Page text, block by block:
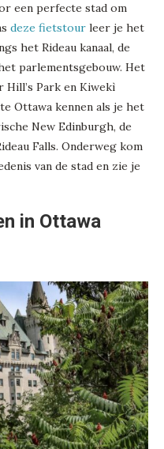
een perfecte stad om
deze fietstour leer je het
het Rideau kanaal, de
parlementsgebouw. Het
Park en Kiwekì
Ottawa kennen als je het
New Edinburgh, de
Falls. Onderweg kom
van de stad en zie je
in Ottawa